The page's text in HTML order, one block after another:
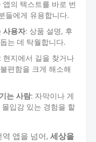
앱의 텍스트를 바로 번
들에게 유용합니다.
사용자: 상품 설명, 후
는 데 탁월합니다.
현지에서 길을 찾거나
편함을 크게 해소해
는 사람: 자막이나 게
입감 있는 경험을 할
앱을 넘어, 세상을